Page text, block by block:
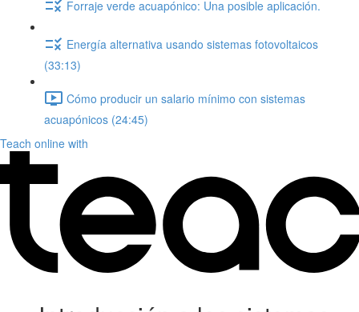
Forraje verde acuapónico: Una posible aplicación.
Energía alternativa usando sistemas fotovoltaicos
(33:13)
Cómo producir un salario mínimo con sistemas
acuapónicos (24:45)
Teach online with